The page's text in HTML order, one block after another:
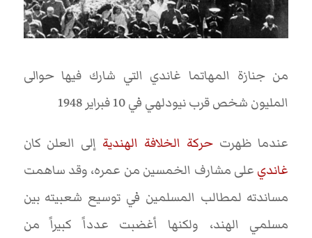
من جنازة المهاتما غاندي التي شارك فيها حوالى
المليون شخص قرب نيودلهي في 10 فبراير 1948
عندما ظهرتحركة الخلافة الهندية إلى العلن كان
غاندي على مشارف الخمسين من عمره، وقد ساهمت
مساندته لمطالب المسلمين في توسيع شعبيته بين
مسلمي الهند، ولكنها أغضبت عدداً كبيراً من